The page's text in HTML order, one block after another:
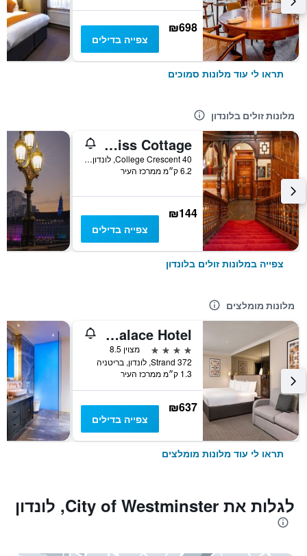
₪698
צפייה בדילים
תראו לי עוד מלונות סמוכים
מלונות זולים בלונדון
Palmers Lodge Swiss Cottage
40 College Crescent, לונדון, בריטניה
6.2 ק״מ ממרכז העיר
₪144
צפייה בדילים
צפייה במלונות זולים בלונדון
מלונות מומלצים
Strand Palace Hotel
4 כוכבים
מצוין 8.5
372 Strand, לונדון, בריטניה
1.3 ק״מ ממרכז העיר
₪637
צפייה בדילים
תראו לי עוד מלונות מומלצים
לגלות את City of Westminster, לונדון